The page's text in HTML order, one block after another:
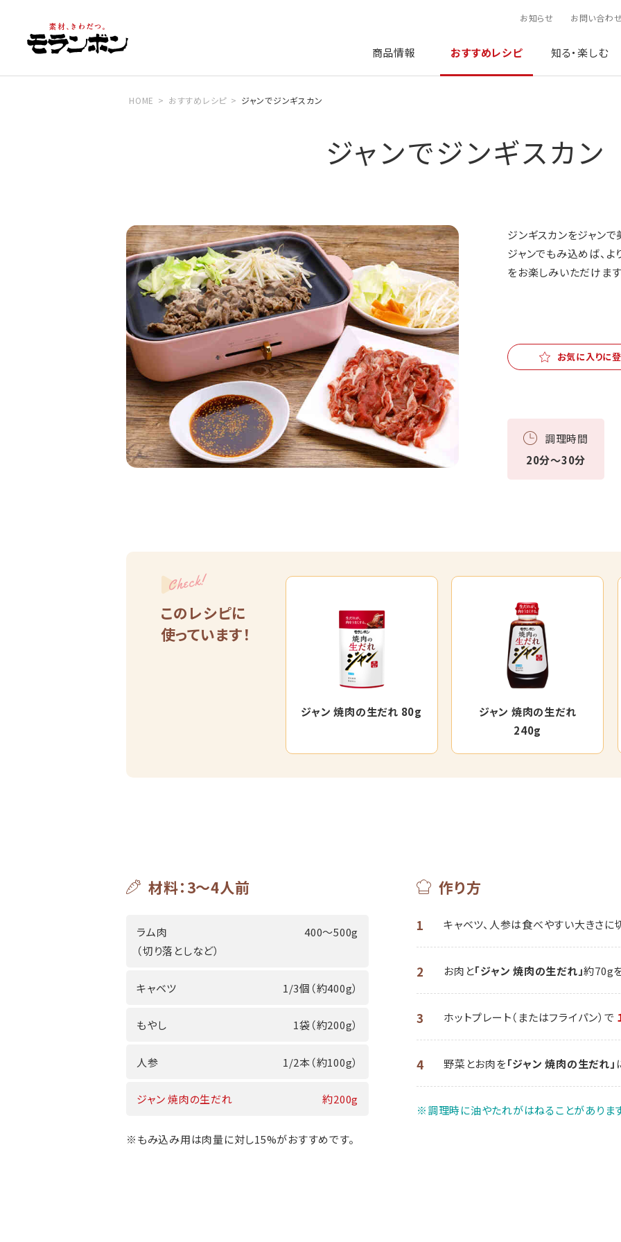
お知らせ お問い合わ
商品情報 おすすめレシピ 知る・楽しむ
HOME おすすめレシピ ジャンでジンギスカン
ジャンでジンギスカン
ジンギスカンをジャンで
ジャンでもみ込めば、
をお楽しみいただけます
お気に入りに
調理時間
20分～30分
Check!
このレシピに
使っています！
ジャン 焼肉の生だれ 80g
ジャン 焼肉の生だれ
240g
材料：3～4人前
ラム肉
（切り落としなど）
400～500g
キャベツ 1/3個（約400g）
もやし 1袋（約200g）
人参 1/2本（約100g）
ジャン 焼肉の生だれ 約200g
※もみ込み用は肉量に対し15%がおすすめです。
作り方
1 キャベツ、人参は食べやすい大きさに
2 お肉と「ジャン 焼肉の生だれ」約70g
3 ホットプレート（またはフライパン）で
4 野菜とお肉を「ジャン 焼肉の生だれ」
※調理時に油やたれがはねることがありま